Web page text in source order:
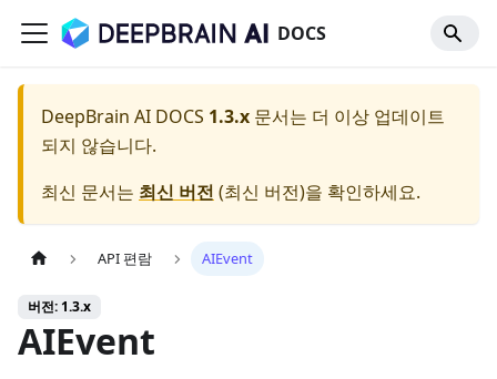
DOCS
DeepBrain AI DOCS 1.3.x 문서는 더 이상 업데이트
되지 않습니다.
최신 문서는 최신 버전 (최신 버전)을 확인하세요.
API 편람 AIEvent
버전: 1.3.x
AIEvent